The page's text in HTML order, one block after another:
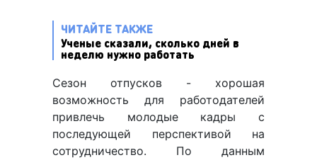
ЧИТАЙТЕ ТАКЖЕ
Ученые сказали, сколько дней в
неделю нужно работать
Сезон отпусков - хорошая
возможность для работодателей
привлечь молодые кадры с
последующей перспективой на
сотрудничество. По данным